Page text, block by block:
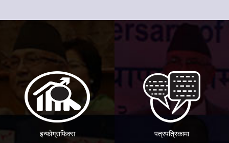
इन्फोग्राफिक्स पत्रपत्रिकामा